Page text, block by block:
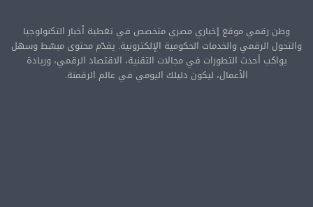
وطن رقمي موقع إخباري مصري متخصص في تغطية أخبار التكنولوجيا
والتحول الرقمي والخدمات الحكومية الإلكترونية. يقدّم محتوى مبسّط وسهل
يواكب أحدث التطورات في مجالات التقنية، الاقتصاد الرقمي، وريادة
الأعمال، ليكون دليلك اليومي في عالم الرقمنة.